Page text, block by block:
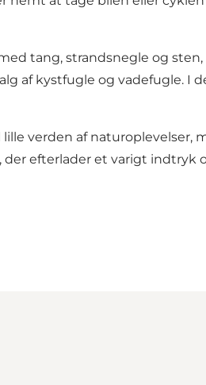
tang, strandsnegle og
af kystfugle og vadefugle. I
verden af
efterlader et varigt